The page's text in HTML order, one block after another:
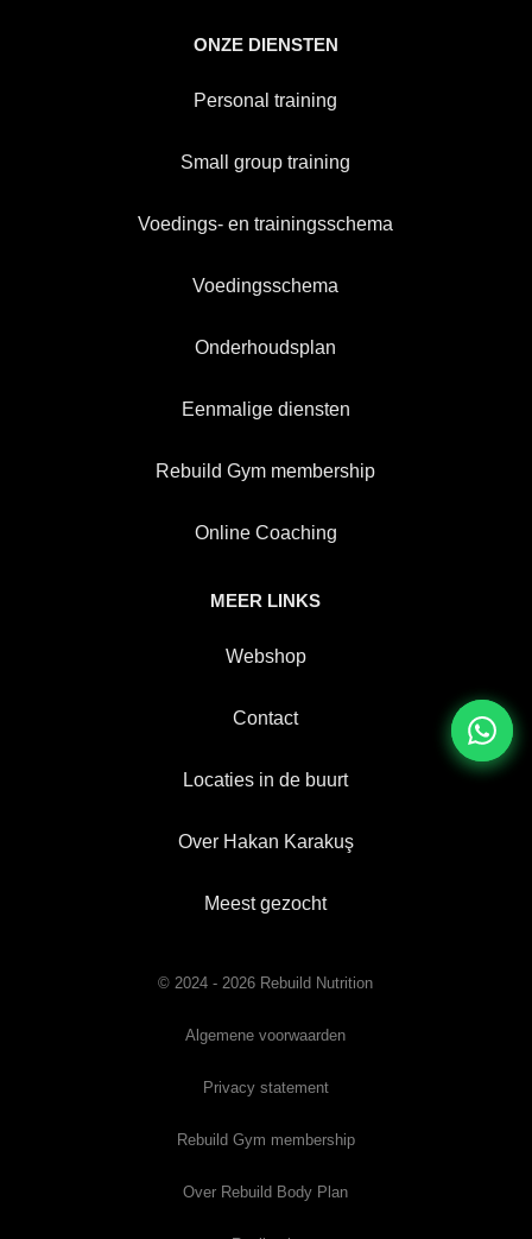
ONZE DIENSTEN
Personal training
Small group training
Voedings- en trainingsschema
Voedingsschema
Onderhoudsplan
Eenmalige diensten
Rebuild Gym membership
Online Coaching
MEER LINKS
Webshop
Contact
Locaties in de buurt
Over Hakan Karakuş
Meest gezocht
© 2024 - 2026 Rebuild Nutrition
Algemene voorwaarden
Privacy statement
Rebuild Gym membership
Over Rebuild Body Plan